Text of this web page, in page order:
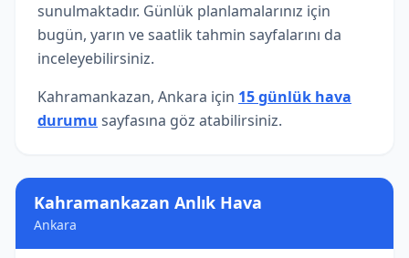
Kahramankazan Anlık Hava
Ankara
sunulmaktadır. Günlük planlamalarınız için
bugün, yarın ve saatlik tahmin sayfalarını da
inceleyebilirsiniz.
Kahramankazan, Ankara için 15 günlük hava
durumu sayfasına göz atabilirsiniz.